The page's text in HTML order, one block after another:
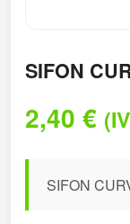
SIFON
2,40 €
SIFON